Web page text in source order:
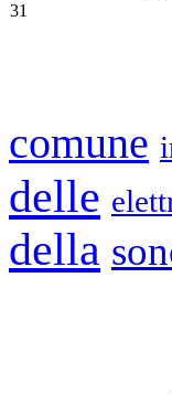
31
comune
delle
della